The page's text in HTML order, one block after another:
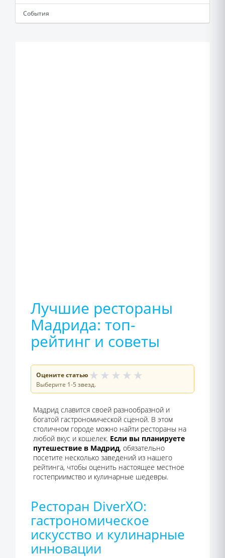
События
Лучшие рестораны
Мадрида: топ-
рейтинг и советы
Оцените статью ★ ★ ★ ★ ★
Выберите 1-5 звезд.
Мадрид славится своей разнообразной и
богатой гастрономической сценой. В этом
столичном городе можно найти рестораны на
любой вкус и кошелек. Если вы планируете
путешествие в Мадрид, обязательно
посетите несколько заведений из нашего
рейтинга, чтобы оценить настоящее местное
гостеприимство и кулинарные шедевры.
Ресторан DiverXO:
гастрономическое
искусство и кулинарные
инновации